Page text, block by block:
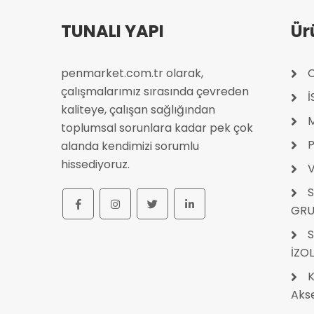
TUNALI YAPI
penmarket.com.tr olarak,
çalışmalarımız sırasında çevreden
kaliteye, çalışan sağlığından
toplumsal sorunlara kadar pek çok
alanda kendimizi sorumlu
hissediyoruz.